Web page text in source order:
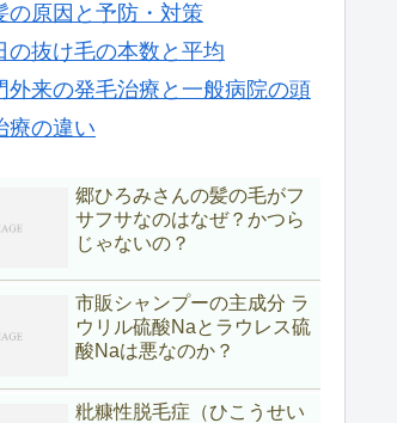
の原因と予防・対策
の抜け毛の本数と平均
外来の発毛治療と一般病院の頭
療の違い
郷ひろみさんの髪の毛がフ
サフサなのはなぜ？かつら
じゃないの？
市販シャンプーの主成分 ラ
ウリル硫酸Naとラウレス硫
酸Naは悪なのか？
粃糠性脱毛症（ひこうせい